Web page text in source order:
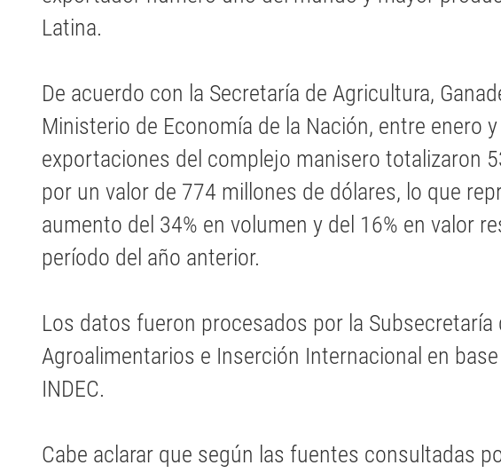
Latina.
De acuerdo con la Secretaría de Agricultura,
Ministerio de Economía de la Nación, entre enero
exportaciones del complejo manisero totalizaron
por un valor de 774 millones de dólares, lo que
aumento del 34% en volumen y del 16% en valor
período del año anterior.
Los datos fueron procesados por la Subsecretaría
Agroalimentarios e Inserción Internacional en
INDEC.
Cabe aclarar que según las fuentes consultadas